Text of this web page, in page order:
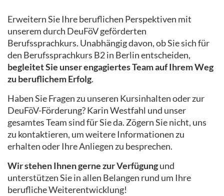
Erweitern Sie Ihre beruflichen Perspektiven mit
unserem durch DeuFöV geförderten
Berufssprachkurs. Unabhängig davon, ob Sie sich für
den Berufssprachkurs B2 in Berlin entscheiden,
begleitet Sie unser engagiertes Team auf Ihrem Weg
zu beruflichem Erfolg.
Haben Sie Fragen zu unseren Kursinhalten oder zur
DeuFöV-Förderung? Karin Westfahl und unser
gesamtes Team sind für Sie da. Zögern Sie nicht, uns
zu kontaktieren, um weitere Informationen zu
erhalten oder Ihre Anliegen zu besprechen.
Wir stehen Ihnen gerne zur Verfügungund
unterstützen Sie in allen Belangen rund um Ihre
berufliche Weiterentwicklung!